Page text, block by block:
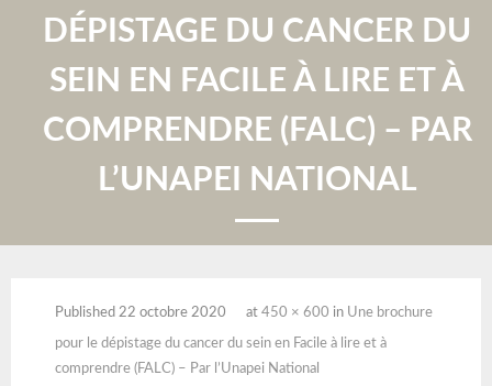
DÉPISTAGE DU CANCER DU
SEIN EN FACILE À LIRE ET À
COMPRENDRE (FALC) – PAR
L’UNAPEI NATIONAL
Published 22 octobre 2020 at 450 × 600 in Une brochure
pour le dépistage du cancer du sein en Facile à lire et à
comprendre (FALC) – Par l’Unapei National